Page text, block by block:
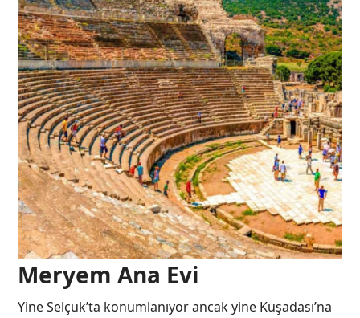
Meryem Ana Evi
Yine Selçuk’ta konumlanıyor ancak yine Kuşadası’na